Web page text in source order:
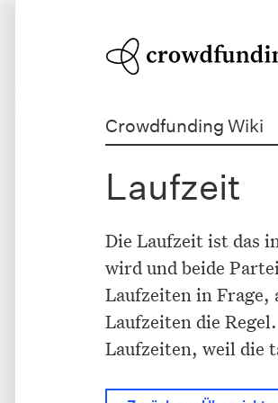
Crowdfunding Wiki
Laufzeit
Die Laufzeit ist das
wird und beide
Laufzeiten in Frage,
Laufzeiten die
Laufzeiten, weil die